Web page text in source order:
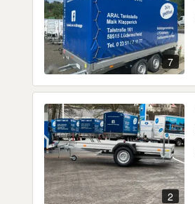
7
2